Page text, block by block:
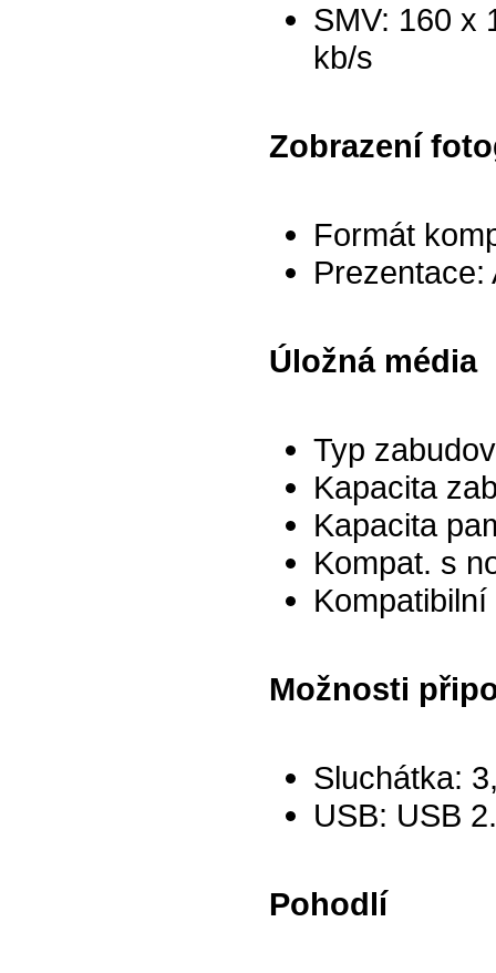
SMV: 160 x
kb/s
Zobrazení
Formát
Prezentace:
Úložná média
Typ
Kapacita
Kapacita
Kompat. s
Možnosti
Sluchátka:
USB: USB
Pohodlí